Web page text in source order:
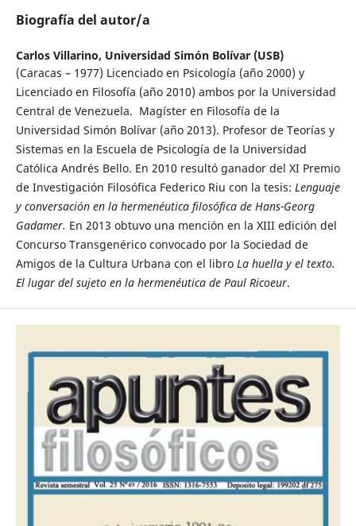
Biografía del autor/a
Carlos Villarino, Universidad Simón Bolívar (USB)
(Caracas – 1977) Licenciado en Psicología (año 2000) y
Licenciado en Filosofía (año 2010) ambos por la Universidad
Central de Venezuela. Magíster en Filosofía de la
Universidad Simón Bolívar (año 2013). Profesor de Teorías y
Sistemas en la Escuela de Psicología de la Universidad
Católica Andrés Bello. En 2010 resultó ganador del XI Premio
de Investigación Filosófica Federico Riu con la tesis: Lenguaje
y conversación en la hermenéutica filosófica de Hans-Georg
Gadamer. En 2013 obtuvo una mención en la XIII edición del
Concurso Transgenérico convocado por la Sociedad de
Amigos de la Cultura Urbana con el libro La huella y el texto.
El lugar del sujeto en la hermenéutica de Paul Ricoeur.